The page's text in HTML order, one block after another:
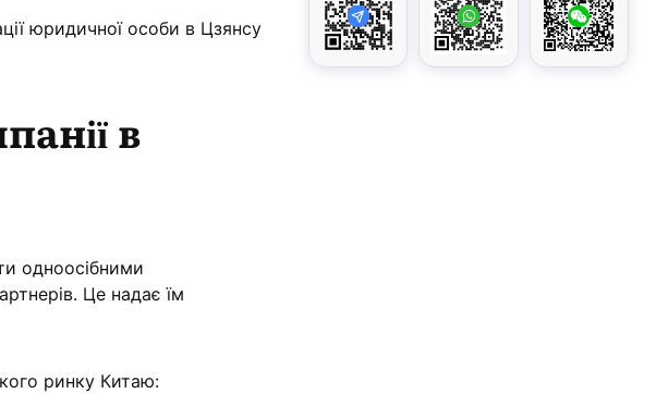
юридичної особи в Цзянсу
в
одноосібними
Це надає їм
ринку Китаю: